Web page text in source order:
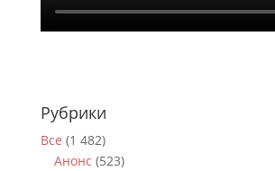
Рубрики
Все (1 482)
Анонс (523)